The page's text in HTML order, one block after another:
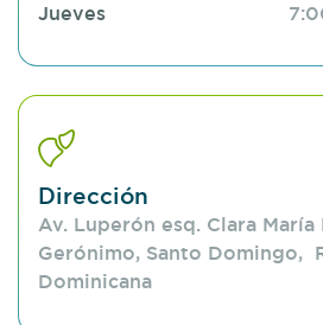
Jueves
Dirección
Av. Luperón esq. Clara María
Gerónimo, Santo Domingo,
Dominicana